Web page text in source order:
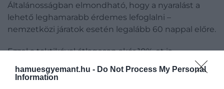
hamuesgyemant.hu - Do Not Process My Personal
Information
Általánosságban elmondható, hogy a nyaralást a
lehető leghamarabb érdemes lefoglalni –
nemzetközi járatok esetén legalább 60 nappal előre.
Ezzel a taktikával átlagosan akár 10%-ot is
utazásnál már egész komoly összeget jelenthet.